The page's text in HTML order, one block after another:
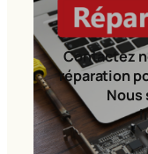
Contactez
réparation
Nous